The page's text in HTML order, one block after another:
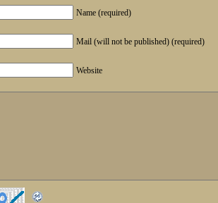
Name (required)
Mail (will not be published) (required)
Website